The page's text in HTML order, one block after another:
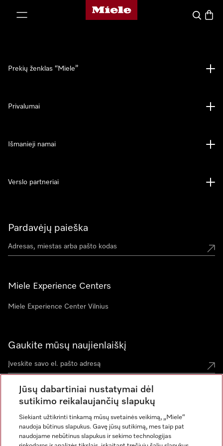
"Miele" pradžios tinklalapis
Paieška
Pardavėjų paieška
Miele Experience Centers
Miele Experience Center Vilnius
Gaukite mūsų naujienlaiškį
Prekių ženklas “Miele”
Privalumai
Išmanieji namai
Verslo partneriai
Jūsų dabartiniai nustatymai dėl
sutikimo reikalaujančių slapukų
Siekiant užtikrinti tinkamą mūsų svetainės veikimą, „Miele“
naudoja būtinus slapukus. Gavę jūsų sutikimą, mes taip pat
naudojame nebūtinus slapukus ir sekimo technologijas